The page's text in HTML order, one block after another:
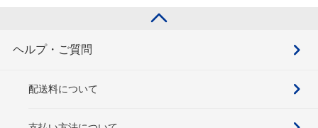
ヘルプ・ご質問
配送料について